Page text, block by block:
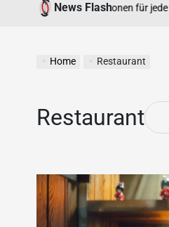
News Flash
Rechtsinformationen für jede Lage
Home Restaurant
Restaurant